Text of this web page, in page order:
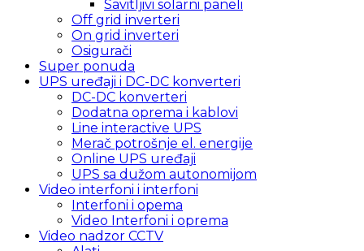
Savitljivi solarni paneli
Off grid inverteri
On grid inverteri
Osigurači
Super ponuda
UPS uređaji i DC-DC konverteri
DC-DC konverteri
Dodatna oprema i kablovi
Line interactive UPS
Merač potrošnje el. energije
Online UPS uređaji
UPS sa dužom autonomijom
Video interfoni i interfoni
Interfoni i opema
Video Interfoni i oprema
Video nadzor CCTV